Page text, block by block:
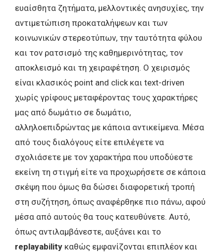
ευαίσθητα ζητήματα, μελλοντικές ανησυχίες, την
αντιμετώπιση προκαταλήψεων και των
κοινωνικών στερεοτύπων, την ταυτότητα φύλου
και τον ρατσισμό της καθημερινότητας, τον
αποκλεισμό και τη χειραφέτηση. Ο χειρισμός
είναι κλασικός point and click και text-driven
χωρίς γρίφους μεταφέροντας τους χαρακτήρες
μας από δωμάτιο σε δωμάτιο,
αλληλοεπιδρώντας με κάποια αντικείμενα. Μέσα
από τους διαλόγους είτε επιλέγετε να
σχολιάσετε με τον χαρακτήρα που υποδύεστε
εκείνη τη στιγμή είτε να προχωρήσετε σε κάποια
σκέψη που όμως θα δώσει διαφορετική τροπή
στη συζήτηση, όπως αναφέρθηκε πιο πάνω, αφού
μέσα από αυτούς θα τους κατευθύνετε. Αυτό,
όπως αντιλαμβάνεστε, αυξάνει και το
replayability καθώς εμφανίζονται επιπλέον και